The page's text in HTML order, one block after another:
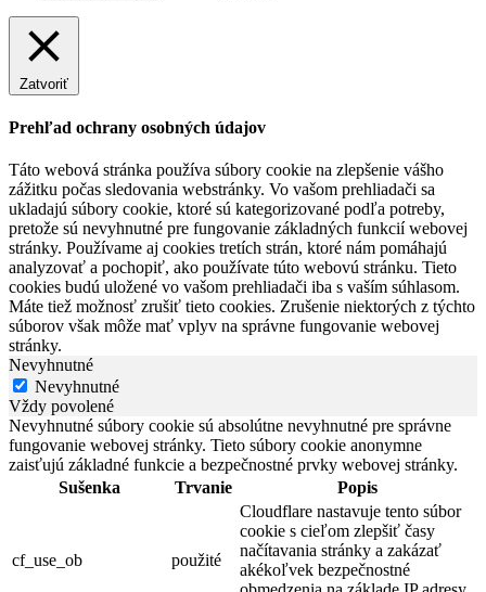
Zatvoriť
Prehľad ochrany osobných údajov
Táto webová stránka používa súbory cookie na zlepšenie vášho
zážitku počas sledovania webstránky. Vo vašom prehliadači sa
ukladajú súbory cookie, ktoré sú kategorizované podľa potreby,
pretože sú nevyhnutné pre fungovanie základných funkcií webovej
stránky. Používame aj cookies tretích strán, ktoré nám pomáhajú
analyzovať a pochopiť, ako používate túto webovú stránku. Tieto
cookies budú uložené vo vašom prehliadači iba s vaším súhlasom.
Máte tiež možnosť zrušiť tieto cookies. Zrušenie niektorých z týchto
súborov však môže mať vplyv na správne fungovanie webovej
stránky.
Nevyhnutné
Nevyhnutné
Vždy povolené
Nevyhnutné súbory cookie sú absolútne nevyhnutné pre správne
fungovanie webovej stránky. Tieto súbory cookie anonymne
zaisťujú základné funkcie a bezpečnostné prvky webovej stránky.
Sušenka
Trvanie Popis
cf_use_ob použité
Cloudflare nastavuje tento súbor
cookie s cieľom zlepšiť časy
načítavania stránky a zakázať
akékoľvek bezpečnostné